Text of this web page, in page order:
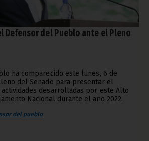
Defensor del Pueblo ante el Pleno
ha comparecido este lunes, 6 de
del Senado para presentar el
desarrolladas por este Alto
Nacional durante el año 2022.
del pueblo